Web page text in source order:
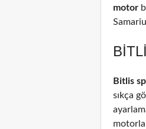
motor
Bitlis
sıkça